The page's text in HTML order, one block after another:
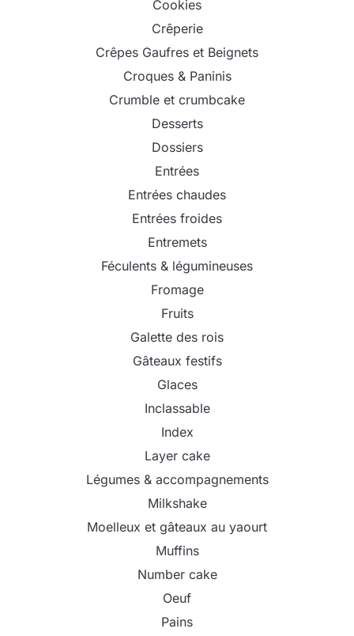
Cookies
Crêperie
Crêpes Gaufres et Beignets
Croques & Paninis
Crumble et crumbcake
Desserts
Dossiers
Entrées
Entrées chaudes
Entrées froides
Entremets
Féculents & légumineuses
Fromage
Fruits
Galette des rois
Gâteaux festifs
Glaces
Inclassable
Index
Layer cake
Légumes & accompagnements
Milkshake
Moelleux et gâteaux au yaourt
Muffins
Number cake
Oeuf
Pains